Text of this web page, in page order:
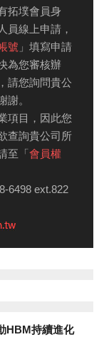
拓墣會員身
員線上申請，
號 」填寫申請
為您審核辦
請您詢問貴公
謝。
項目，因此您
查詢貴公司所
至「會員權
6498 ext.822
HBM持續進化